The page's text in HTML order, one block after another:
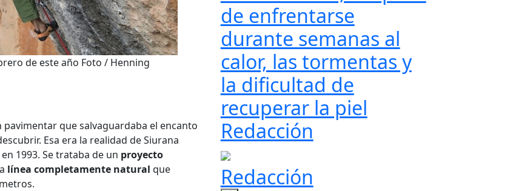
de este año Foto / Henning
que salvaguardaba el encanto
Esa era la realidad de Siurana
1993. Se trataba de un proyecto
línea completamente natural que
de enfrentarse
durante semanas al
calor, las tormentas y
la dificultad de
recuperar la piel
Redacción
Redacción